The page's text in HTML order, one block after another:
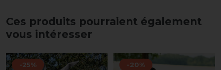
Ces produits pourraient également
vous intéresser
-25% -20%